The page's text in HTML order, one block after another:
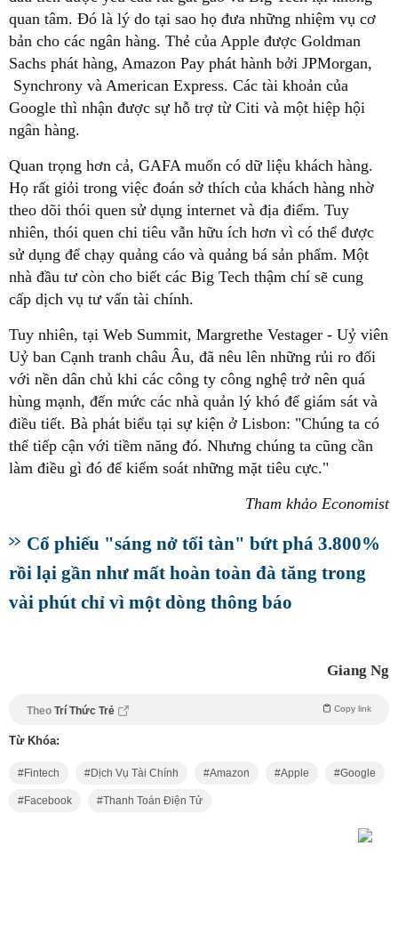
quan tâm. Đó là lý do tại sao họ đưa những nhiệm vụ cơ
bản cho các ngân hàng. Thẻ của Apple được Goldman
Sachs phát hàng, Amazon Pay phát hành bởi JPMorgan,
Synchrony và American Express. Các tài khoản của
Google thì nhận được sự hỗ trợ từ Citi và một hiệp hội
ngân hàng.
Quan trọng hơn cả, GAFA muốn có dữ liệu khách hàng.
Họ rất giỏi trong việc đoán sở thích của khách hàng nhờ
theo dõi thói quen sử dụng internet và địa điểm. Tuy
nhiên, thói quen chi tiêu vẫn hữu ích hơn vì có thể được
sử dụng để chạy quảng cáo và quảng bá sản phẩm. Một
nhà đầu tư còn cho biết các Big Tech thậm chí sẽ cung
cấp dịch vụ tư vấn tài chính.
Tuy nhiên, tại Web Summit, Margrethe Vestager - Uỷ viên
Uỷ ban Cạnh tranh châu Âu, đã nêu lên những rủi ro đối
với nền dân chủ khi các công ty công nghệ trở nên quá
hùng mạnh, đến mức các nhà quản lý khó để giám sát và
điều tiết. Bà phát biểu tại sự kiện ở Lisbon: "Chúng ta có
thể tiếp cận với tiềm năng đó. Nhưng chúng ta cũng cần
làm điều gì đó để kiểm soát những mặt tiêu cực."
Tham khảo Economist
Cổ phiếu "sáng nở tối tàn" bứt phá 3.800%
rồi lại gần như mất hoàn toàn đà tăng trong
vài phút chỉ vì một dòng thông báo
Giang Ng
Theo Trí Thức Trẻ Copy link
Từ Khóa:
Fintech Dịch Vụ Tài Chính Amazon Apple Google
Facebook Thanh Toán Điện Tử